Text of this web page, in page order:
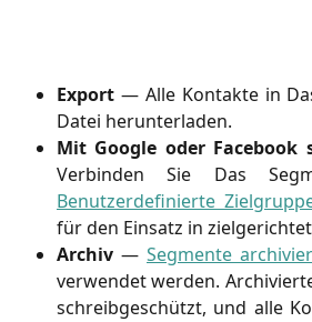
Export — Alle Kontakte in
Datei herunterladen.
Mit Google oder Facebook
Verbinden Sie Das
Benutzerdefinierte
für den Einsatz in
Archiv — Segmente
verwendet werden.
schreibgeschützt, und alle